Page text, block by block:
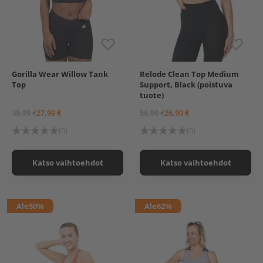
S M L XL
Gorilla Wear Willow Tank
Top
39,99 €27,99 €
Katso vaihtoehdot
S
Relode Clean Top Medium
Support, Black (poistuva
tuote)
56,90 €26,90 €
Katso vaihtoehdot
Ale50% Ale62%